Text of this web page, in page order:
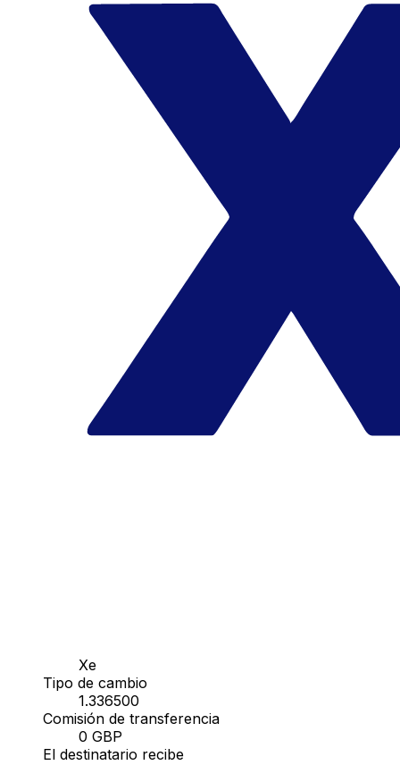
Xe
Tipo de cambio
1.336500
Comisión de transferencia
0 GBP
El destinatario recibe